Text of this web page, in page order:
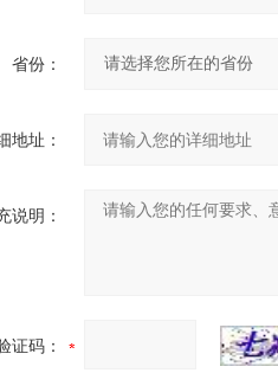
省份：
地址：
说明：
证码：